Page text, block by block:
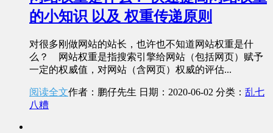
的小知识 以及 权重传递原则
对很多刚做网站的站长，也许也不知道网站权重是什
么？ 网站权重是指搜索引擎给网站（包括网页）赋予
一定的权威值，对网站（含网页）权威的评估...
阅读全文作者：鹏仔先生 日期：2020-06-02 分类： 乱七
八糟